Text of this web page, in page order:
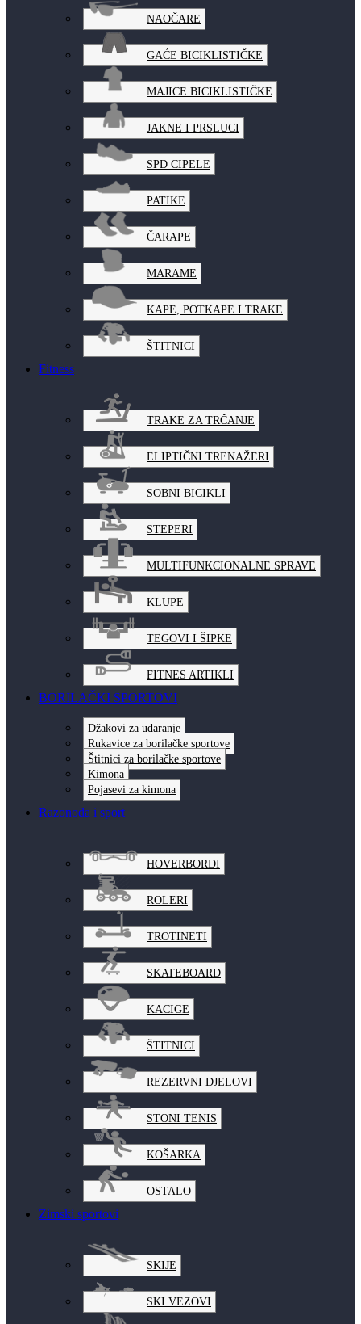
NAOČARE
GAĆE BICIKLISTIČKE
MAJICE BICIKLISTIČKE
JAKNE I PRSLUCI
SPD CIPELE
PATIKE
ČARAPE
MARAME
KAPE, POTKAPE I TRAKE
ŠTITNICI
Fitness
TRAKE ZA TRČANJE
ELIPTIČNI TRENAŽERI
SOBNI BICIKLI
STEPERI
MULTIFUNKCIONALNE SPRAVE
KLUPE
TEGOVI I ŠIPKE
FITNES ARTIKLI
BORILAČKI SPORTOVI
Džakovi za udaranje
Rukavice za borilačke sportove
Štitnici za borilačke sportove
Kimona
Pojasevi za kimona
Razonoda i sport
HOVERBORDI
ROLERI
TROTINETI
SKATEBOARD
KACIGE
ŠTITNICI
REZERVNI DJELOVI
STONI TENIS
KOŠARKA
OSTALO
Zimski sportovi
SKIJE
SKI VEZOVI